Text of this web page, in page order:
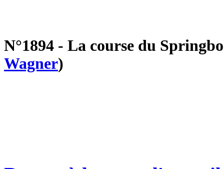
N°1894 - La course du
Wagner)